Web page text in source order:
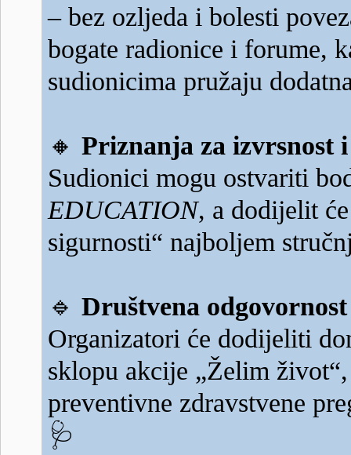
– bez ozljeda i bolesti
bogate radionice i forume,
sudionicima pružaju
🔸 Priznanja za izvrsnost i
Sudionici mogu ostvariti
EDUCATION, a dodijelit
sigurnosti“ najboljem
🔹 Društvena
Organizatori će dodijeliti
sklopu akcije „Želim
preventivne zdravstvene
🩺